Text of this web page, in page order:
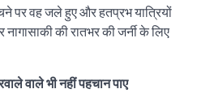
पर वह जले हुए और हतप्रभ यात्रियों
की रातभर की जर्नी के लिए
वाले भी नहीं पहचान पाए